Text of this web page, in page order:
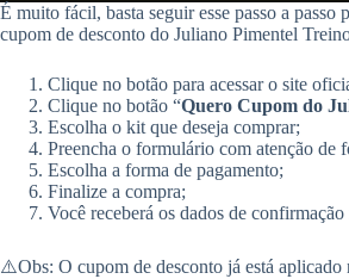
É muito fácil, basta seguir esse passo a passo
cupom de desconto do Juliano Pimentel
Clique no botão para acessar o site
Clique no botão “Quero Cupom do
Escolha o kit que deseja comprar;
Preencha o formulário com atenção de
Escolha a forma de pagamento;
Finalize a compra;
Você receberá os dados de
⚠️Obs: O cupom de desconto já está aplicado